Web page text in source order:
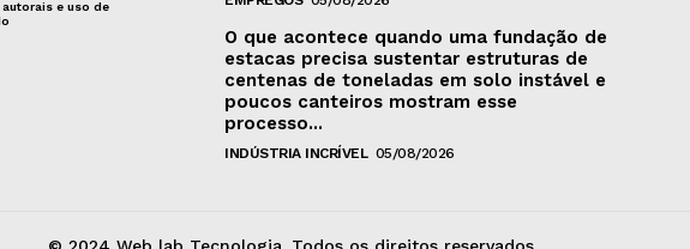
e uso de
O que acontece quando uma fundação de
estacas precisa sustentar estruturas de
centenas de toneladas em solo instável e
poucos canteiros mostram esse
processo...
INDÚSTRIA INCRÍVEL 05/08/2026
© 2024 Web lab Tecnologia. Todos os direitos reservados.